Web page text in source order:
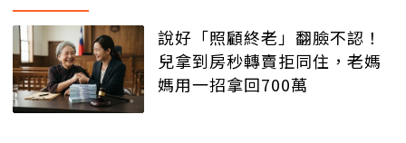
說好「照顧終老」翻臉不認！
兒拿到房秒轉賣拒同住，老媽
媽用一招拿回700萬